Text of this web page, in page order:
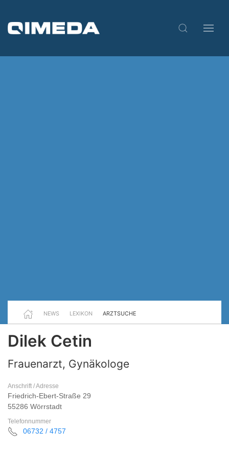
NEWS LEXIKON ARZTSUCHE
Dilek Cetin
Frauenarzt, Gynäkologe
Anschrift / Adresse
Friedrich-Ebert-Straße 29
55286 Wörrstadt
Telefonnummer
06732 / 4757